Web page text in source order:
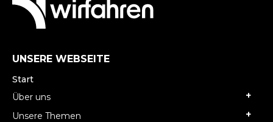
UNSERE WEBSEITE
Start
Über uns
Unsere Themen